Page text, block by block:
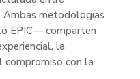
Ambas metodologías
EPIC— comparten
la
compromiso con la